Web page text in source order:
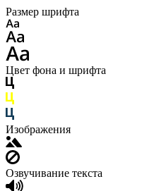
Размер шрифта
Цвет фона и шрифта
Изображения
Озвучивание текста